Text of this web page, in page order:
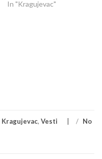
In "Kragujevac"
Kragujevac, Vesti / No